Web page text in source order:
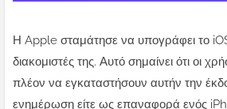
Η Apple σταμάτησε να υπογράφει το
διακομιστές της. Αυτό σημαίνει ότι οι
πλέον να εγκαταστήσουν αυτήν την
ενημέρωση είτε ως επαναφορά ενός